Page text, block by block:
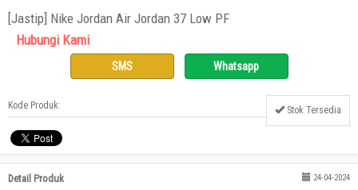
[Jastip] Nike Jordan Air Jordan 37 Low PF
Hubungi Kami
SMS Whatsapp
Kode Produk: Stok Tersedia
Detail Produk 24-04-2024